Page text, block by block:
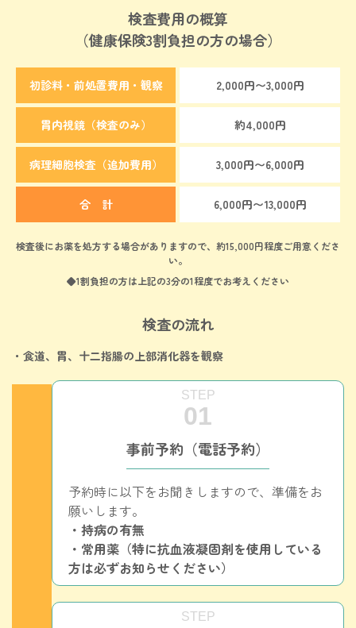
検査費用の概算
（健康保険3割負担の方の場合）
初診料・前処置費用・観察 2,000円〜3,000円
胃内視鏡（検査のみ） 約4,000円
病理細胞検査（追加費用） 3,000円〜6,000円
合 計 6,000円〜13,000円
検査後にお薬を処方する場合がありますので、約15,000円程度ご用意くださ
い。
◆1割負担の方は上記の3分の1程度でお考えください
検査の流れ
・食道、胃、十二指腸の上部消化器を観察
事前予約（電話予約）
予約時に以下をお聞きしますので、準備をお
願いします。
・持病の有無
・常用薬（特に抗血液凝固剤を使用している
方は必ずお知らせください）